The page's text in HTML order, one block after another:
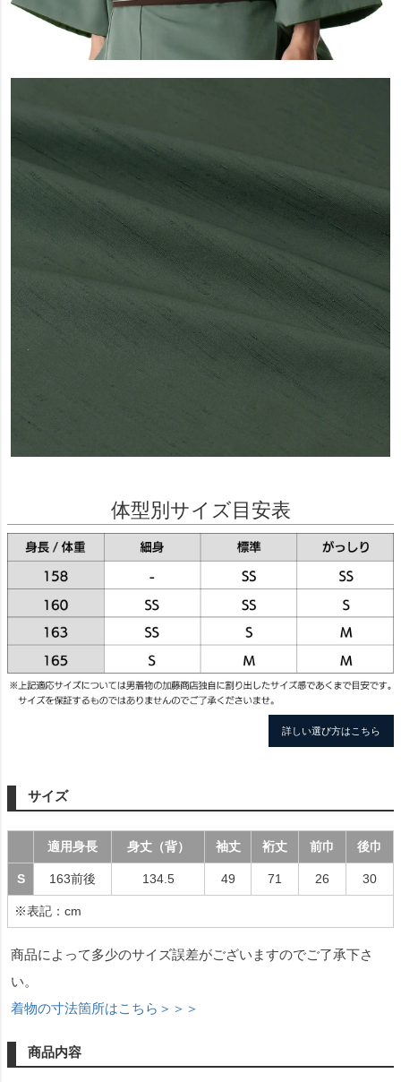
体型別サイズ目安表
詳しい選び方はこちら
サイズ
適用身長 身丈（背） 袖丈 裄丈 前巾 後巾
S 163前後 134.5 49 71 26 30
※表記：cm
商品によって多少のサイズ誤差がございますのでご了承下さ
い。
着物の寸法箇所はこちら＞＞＞
商品内容